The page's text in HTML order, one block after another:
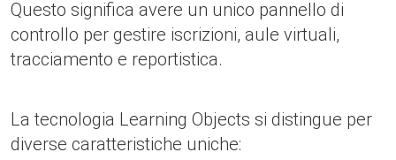
Questo significa avere un unico pannello di
controllo per gestire iscrizioni, aule virtuali,
tracciamento e reportistica.
La tecnologia Learning Objects si distingue per
diverse caratteristiche uniche: